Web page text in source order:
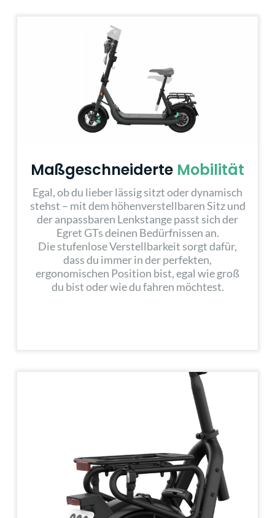
Maßgeschneiderte Mobilität
Egal, ob du lieber lässig sitzt oder dynamisch
stehst – mit dem höhenverstellbaren Sitz und
der anpassbaren Lenkstange passt sich der
Egret GTs deinen Bedürfnissen an.
Die stufenlose Verstellbarkeit sorgt dafür,
dass du immer in der perfekten,
ergonomischen Position bist, egal wie groß
du bist oder wie du fahren möchtest.